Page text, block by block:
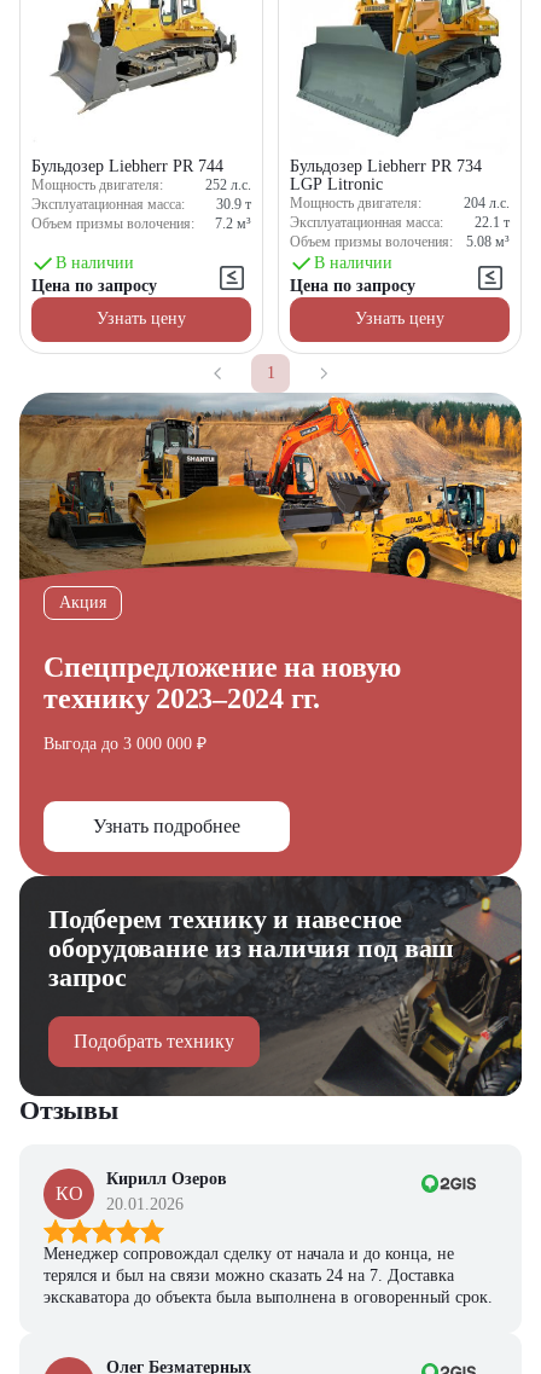
Бульдозер Liebherr PR 744
Мощность двигателя: 252 л.с.
Эксплуатационная масса:
30.9 т
Объем призмы волочения:
7.2 м³
В наличии
Цена по запросу
Узнать цену
Бульдозер Liebherr PR 734
LGP Litronic
Мощность двигателя: 204 л.с.
Эксплуатационная масса:
22.1 т
Объем призмы волочения:
5.08 м³
В наличии
Цена по запросу
Узнать цену
1
Акция
Спецпредложение на новую
технику 2023–2024 гг.
Выгода до 3 000 000 ₽
Узнать подробнее
Подберем технику и навесное
оборудование из наличия под ваш
запрос
Подобрать технику
Отзывы
КО
Кирилл Озеров
20.01.2026
Менеджер сопровождал сделку от начала и до конца, не
терялся и был на связи можно сказать 24 на 7. Доставка
экскаватора до объекта была выполнена в оговоренный срок.
Олег Безматерных